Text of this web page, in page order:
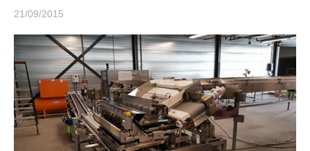
21/09/2015